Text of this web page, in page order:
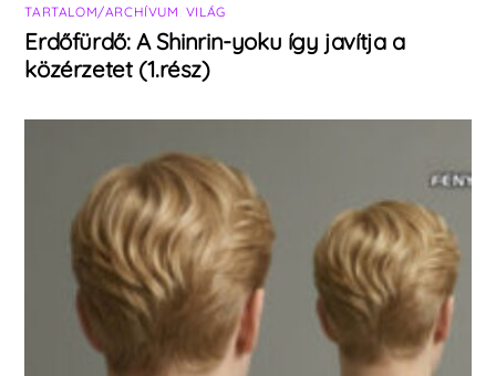
TARTALOM/ARCHÍVUM VILÁG
Erdőfürdő: A Shinrin-yoku így javítja a
közérzetet (1.rész)